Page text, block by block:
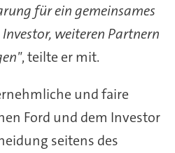
für ein gemeinsames
weiteren Partnern
, teilte er mit.
und faire
Ford und dem Investor
seitens des